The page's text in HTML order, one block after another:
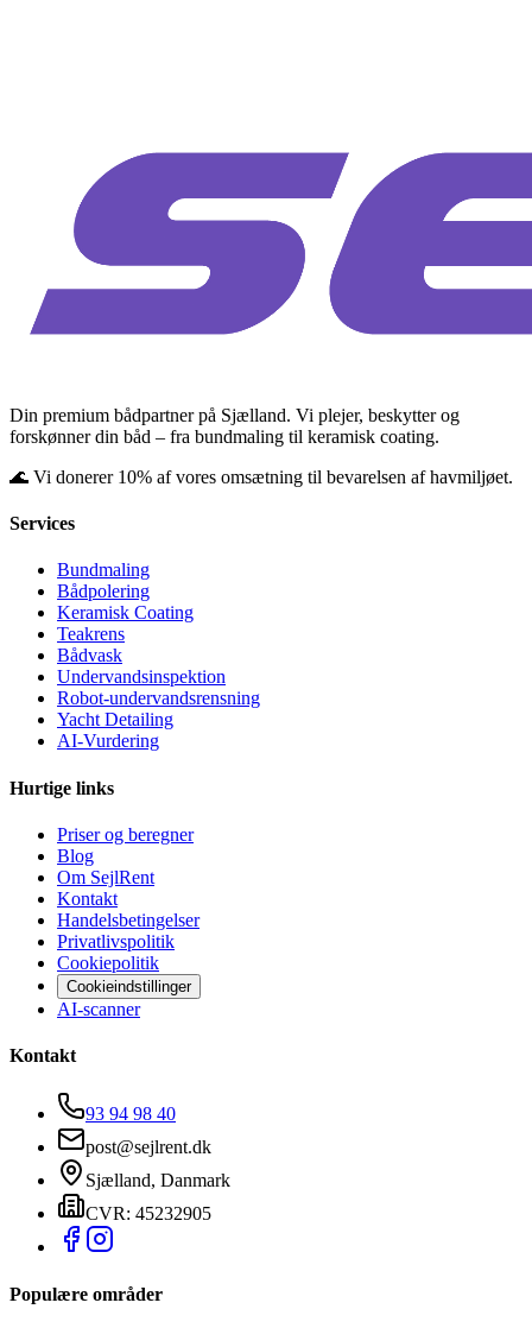
Din premium bådpartner på Sjælland. Vi plejer, beskytter og
forskønner din båd – fra bundmaling til keramisk coating.
🌊 Vi donerer 10% af vores omsætning til bevarelsen af havmiljøet.
Services
Bundmaling
Bådpolering
Keramisk Coating
Teakrens
Bådvask
Undervandsinspektion
Robot-undervandsrensning
Yacht Detailing
AI-Vurdering
Hurtige links
Priser og beregner
Blog
Om SejlRent
Kontakt
Handelsbetingelser
Privatlivspolitik
Cookiepolitik
Cookieindstillinger
AI-scanner
Kontakt
93 94 98 40
post@sejlrent.dk
Sjælland, Danmark
CVR: 45232905
Populære områder